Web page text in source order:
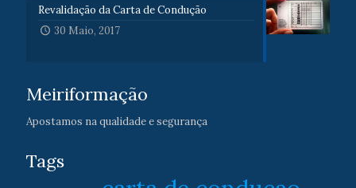
Revalidação da Carta de Condução
30 Maio, 2017
Meiriformação
Apostamos na qualidade e segurança
Tags